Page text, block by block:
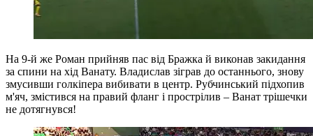
На 9-й же Роман прийняв пас від Бражка й виконав закидання
за спини на хід Ванату. Владислав зіграв до останнього, знову
змусивши голкіпера вибивати в центр. Рубчинський підхопив
м'яч, змістився на правий фланг і прострілив – Ванат трішечки
не дотягнувся!